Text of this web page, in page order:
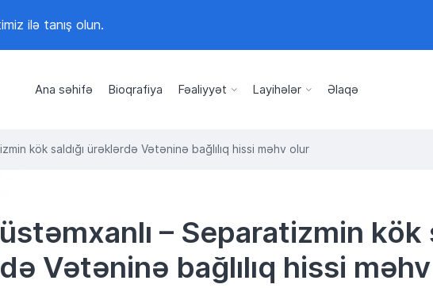
ilə tanış olun.
Ana səhifə Bioqrafiya Fəaliyyət Layihələr Əlaqə
kök saldığı ürəklərdə Vətəninə bağlılıq hissi məhv olur
– Separatizmin kök
Vətəninə bağlılıq hissi